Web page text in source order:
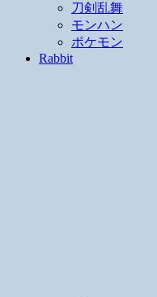
刀剣乱舞
モンハン
ポケモン
Rabbit